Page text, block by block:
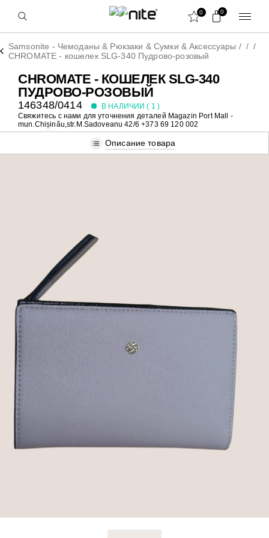
0 0
Samsonite - Чемоданы & Рюкзаки & Сумки & Аксессуары / / /
CHROMATE - кошелек SLG-340 Пудрово-розовый
CHROMATE - КОШЕЛЕК SLG-340
ПУДРОВО-РОЗОВЫЙ
146348/0414 В НАЛИЧИИ ( 1)
Свяжитесь с нами для уточнения деталей Magazin Port Mall -
mun.Chișinău,str.M.Sadoveanu 42/6 +373 69 120 002
Описание товара
ОПИСАНИЕ